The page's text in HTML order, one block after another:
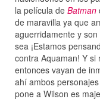
la película de Batman
de maravilla ya que
aguerridamente y
sea ¡Estamos
contra Aquaman! Y
entonces vayan de
ahí ambos
pone a Wilson es